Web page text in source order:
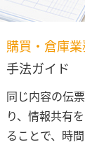
購買・倉庫業
手法ガイド
同じ内容の伝
り、情報共有
ることで、時